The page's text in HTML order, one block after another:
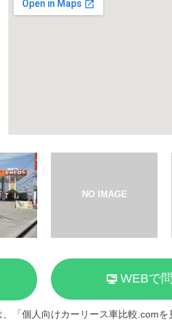
WEBで
「個人向けカーリース車比較.comを